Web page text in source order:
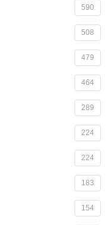
590
508
479
464
289
224
224
183
154